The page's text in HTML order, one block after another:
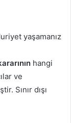
yaşamanız
hangi
ve
Sınır dışı